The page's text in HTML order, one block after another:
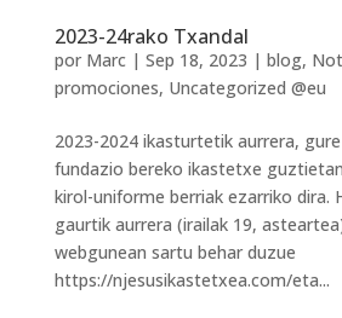
2023-24rako Txandal
por Marc| Sep 18, 2023 | blog,
promociones, Uncategorized @eu
2023-2024 ikasturtetik aurrera,
fundazio bereko ikastetxe
kirol-uniforme berriak ezarriko dira.
gaurtik aurrera (irailak 19,
webgunean sartu behar duzue
https://njesusikastetxea.com/eta...